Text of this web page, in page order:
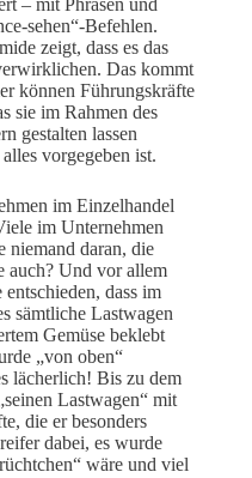
sehen“-Befehlen.
zeigt, dass es das
Das kommt
können Führungskräfte
sie im Rahmen des
gestalten lassen
vorgegeben ist.
im Einzelhandel
im Unternehmen
niemand daran, die
auch? Und vor allem
dass im
sämtliche Lastwagen
Gemüse beklebt
„von oben“
lächerlich! Bis zu dem
Lastwagen“ mit
die er besonders
dabei, es wurde
wäre und viel